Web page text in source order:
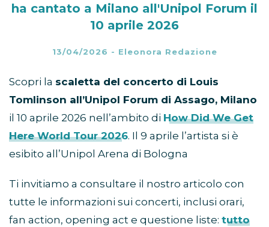
ha cantato a Milano all'Unipol Forum il
10 aprile 2026
13/04/2026 - Eleonora Redazione
Scopri la scaletta del concerto di Louis
Tomlinson all’Unipol Forum di Assago, Milano
il 10 aprile 2026 nell’ambito di How Did We Get
Here World Tour 2026. Il 9 aprile l’artista si è
esibito all’Unipol Arena di Bologna
Ti invitiamo a consultare il nostro articolo con
tutte le informazioni sui concerti, inclusi orari,
fan action, opening act e questione liste: tutto